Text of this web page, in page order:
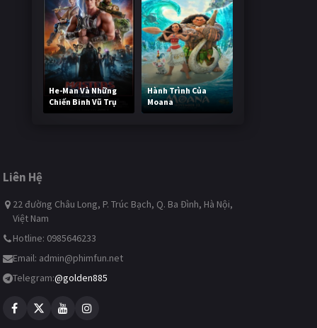
He-Man Và Những
Chiến Binh Vũ Trụ
242,086 lượt xem
Hành Trình Của
Moana
493,167 lượt xem
Liên Hệ
22 đường Châu Long, P. Trúc Bạch, Q. Ba Đình, Hà Nội,
Việt Nam
Hotline: 0985646233
Email: admin@phimfun.net
Telegram:@golden885